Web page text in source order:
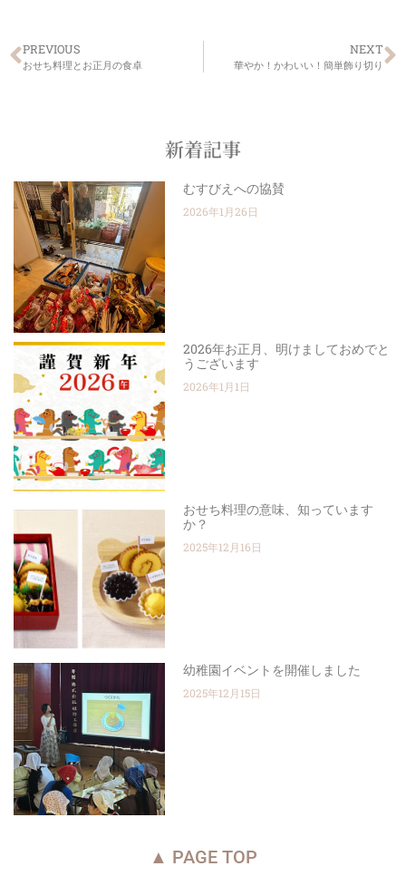
PREVIOUS
おせち料理とお正月の食卓
NEXT
華やか！かわいい！簡単飾り切り
新着記事
むすびえへの協賛
2026年1月26日
2026年お正月、明けましておめでと
うございます
2026年1月1日
おせち料理の意味、知っています
か？
2025年12月16日
幼稚園イベントを開催しました
2025年12月15日
▲ PAGE TOP